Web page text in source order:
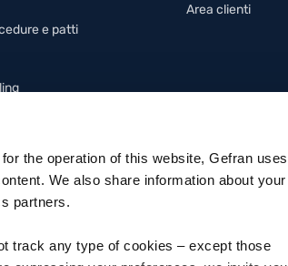
the operation of this website, Gefran uses
We also share information about
partners.
track any type of cookies – except those
e patti
Area clienti